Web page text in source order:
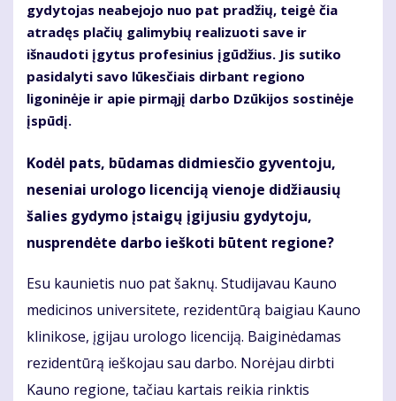
gydytojas neabejojo nuo pat pradžių, teigė čia
atradęs plačių galimybių realizuoti save ir
išnaudoti įgytus profesinius įgūdžius. Jis sutiko
pasidalyti savo lūkesčiais dirbant regiono
ligoninėje ir apie pirmąjį darbo Dzūkijos sostinėje
įspūdį.
Kodėl pats, būdamas didmiesčio gyventoju,
neseniai urologo licenciją vienoje didžiausių
šalies gydymo įstaigų įgijusiu gydytoju,
nusprendėte darbo ieškoti būtent regione?
Esu kaunietis nuo pat šaknų. Studijavau Kauno
medicinos universitete, rezidentūrą baigiau Kauno
klinikose, įgijau urologo licenciją. Baiginėdamas
rezidentūrą ieškojau sau darbo. Norėjau dirbti
Kauno regione, tačiau kartais reikia rinktis